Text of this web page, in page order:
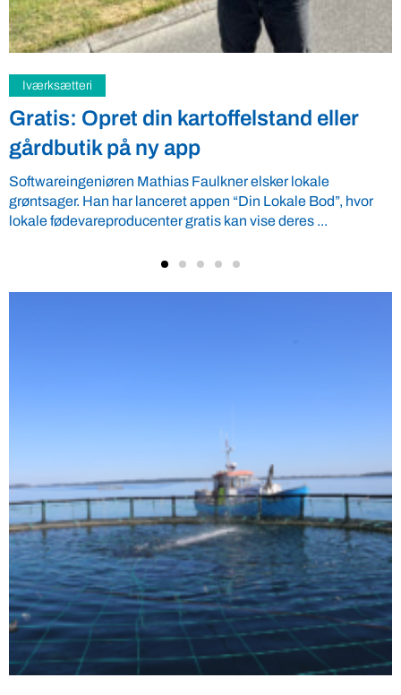
Samfund
Fredspligt giver landmænd strategisk
fordel
Arbejdsgiverforeningen GLS-A tilbyder ordnede forhold, som
giver ro i maven til landmænd – også i usikre tider. VBF byder
velkommen ...